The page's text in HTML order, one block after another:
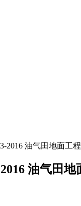
2016 油气田地面
2016 油气田